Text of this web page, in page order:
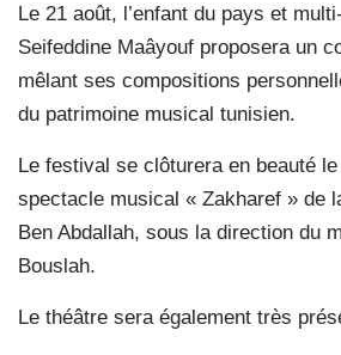
Le 21 août, l’enfant du pays et
Seifeddine Maâyouf proposera un
mêlant ses compositions
du patrimoine musical tunisien.
Le festival se clôturera en beauté
spectacle musical « Zakharef » de
Ben Abdallah, sous la direction du
Bouslah.
Le théâtre sera également très